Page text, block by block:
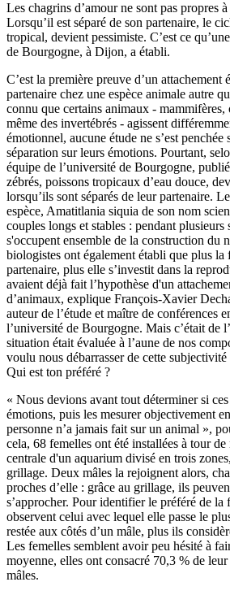
Les chagrins d’amour ne sont pas propres
Lorsqu’il est séparé de son partenaire, le
tropical, devient pessimiste. C’est ce
de Bourgogne, à Dijon, a établi.
C’est la première preuve d’un attachement
partenaire chez une espèce animale autre
connu que certains animaux - mammifères,
même des invertébrés - agissent
émotionnel, aucune étude ne s’est penchée
séparation sur leurs émotions. Pourtant,
équipe de l’université de Bourgogne,
zébrés, poissons tropicaux d’eau douce,
lorsqu’ils sont séparés de leur partenaire.
espèce, Amatitlania siquia de son nom
couples longs et stables : pendant plusieurs
s'occupent ensemble de la construction du
biologistes ont également établi que plus la
partenaire, plus elle s’investit dans la
avaient déjà fait l’hypothèse d'un
d’animaux, explique François-Xavier
auteur de l’étude et maître de conférences
l’université de Bourgogne. Mais c’était de
situation était évaluée à l’aune de nos
voulu nous débarrasser de cette
Qui est ton préféré ?
« Nous devions avant tout déterminer si
émotions, puis les mesurer objectivement
personne n’a jamais fait sur un animal »,
cela, 68 femelles ont été installées à tour
centrale d'un aquarium divisé en trois
grillage. Deux mâles la rejoignent alors,
proches d’elle : grâce au grillage, ils
s’approcher. Pour identifier le préféré de la
observent celui avec lequel elle passe le
restée aux côtés d’un mâle, plus ils
Les femelles semblent avoir peu hésité à
moyenne, elles ont consacré 70,3 % de
mâles.